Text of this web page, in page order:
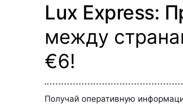
Lux Express:
между
€6!
Получай оперативную